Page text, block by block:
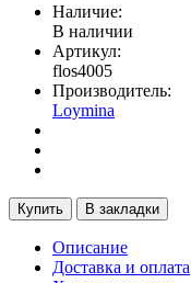
Наличие:
В наличии
Артикул:
flos4005
Производитель:
Loymina
Купить В закладки
Описание
Доставка и оплата